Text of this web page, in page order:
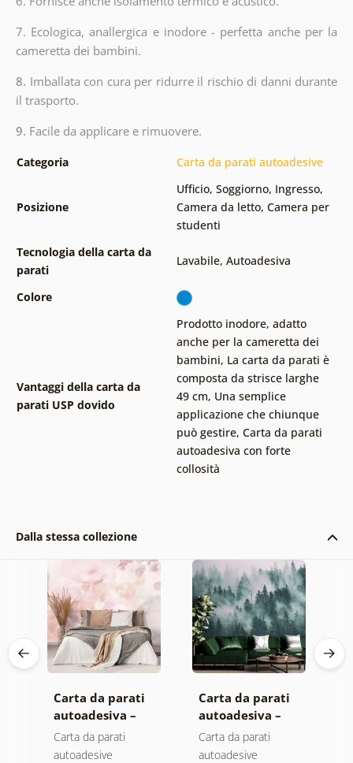
7. Ecologica, anallergica e inodore - perfetta anche per la
cameretta dei bambini.
8. Imballata con cura per ridurre il rischio di danni durante
il trasporto.
9. Facile da applicare e rimuovere.
Categoria Carta da parati autoadesive
Posizione
Ufficio, Soggiorno, Ingresso,
Camera da letto, Camera per
studenti
Tecnologia della carta da
parati
Lavabile, Autoadesiva
Colore
Vantaggi della carta da
parati USP dovido
Prodotto inodore, adatto
anche per la cameretta dei
bambini, La carta da parati è
composta da strisce larghe
49 cm, Una semplice
applicazione che chiunque
può gestire, Carta da parati
autoadesiva con forte
collosità
Dalla stessa collezione
Carta da parati
autoadesiva –
Foglie con
sfumatura
Carta da parati
autoadesive
Carta da parati
autoadesiva –
Foresta nella
nebbia
Carta da parati
autoadesive